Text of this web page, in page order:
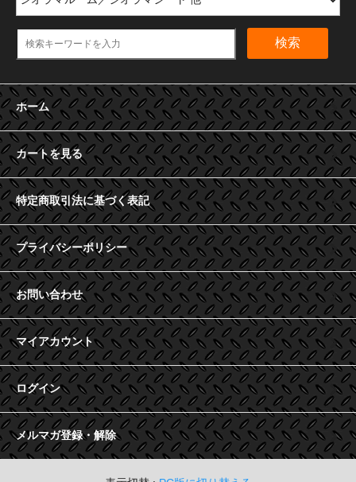
検索
ホーム
カートを見る
特定商取引法に基づく表記
プライバシーポリシー
お問い合わせ
マイアカウント
ログイン
メルマガ登録・解除